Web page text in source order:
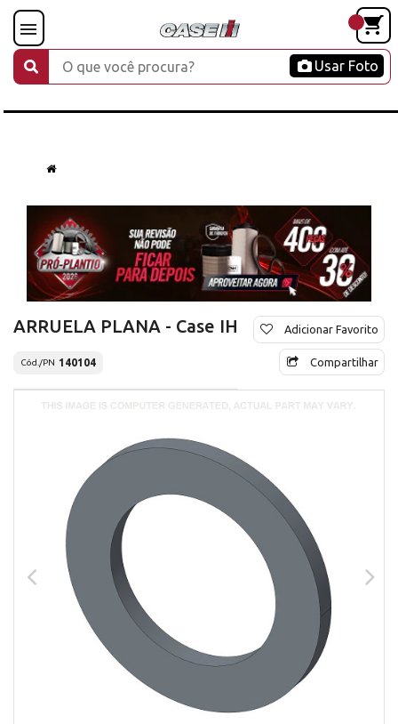
Usar Foto
ARRUELA PLANA - Case IH
Cód./PN 140104
Adicionar Favorito
Compartilhar